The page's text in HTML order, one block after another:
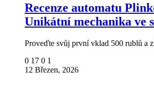
Recenze automatu
Unikátní mechanika ve
Proveďte svůj první vklad 500 rublů a
0 17 0 1
12 Březen, 2026